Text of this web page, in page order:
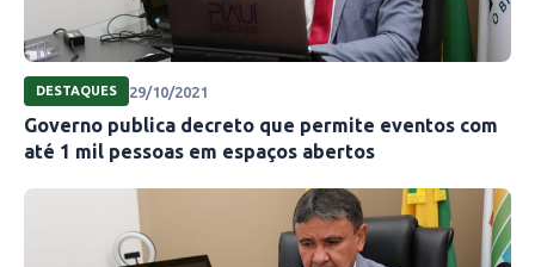
DESTAQUES 29/10/2021
Governo publica decreto que permite eventos com
até 1 mil pessoas em espaços abertos